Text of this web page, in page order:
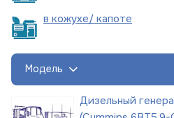
в кожухе/ капоте
Модель
Дизельный